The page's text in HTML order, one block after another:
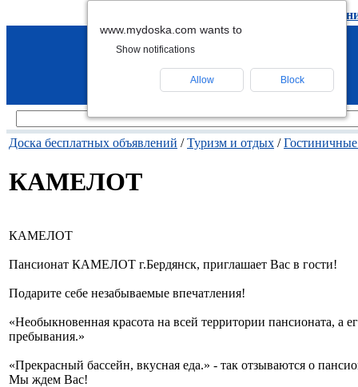
удалить
Доска бесплатных объявлений /Туризм и отдых /
КАМЕЛОТ
КАМЕЛОТ
Пансионат КАМЕЛОТ г.Бердянск, приглашает Вас в гости!
Подарите себе незабываемые впечатления!
«Необыкновенная красота на всей территории пансионата, а
пребывания.»
«Прекрасный бассейн, вкусная еда.» - так отзываются о
Мы ждем Вас!
www.mydoska.com wants to
Show notifications
Allow Block